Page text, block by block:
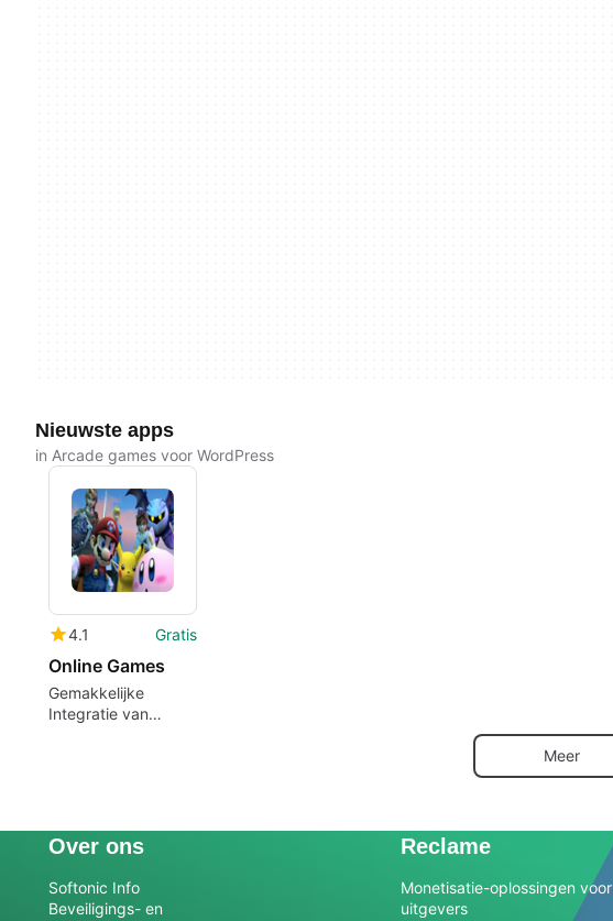
Nieuwste apps
in Arcade games voor WordPress
4.1 Gratis
Online Games
Gemakkelijke
Integratie van
Meer
Over ons
Softonic Info
Beveiligings- en
Reclame
Monetisatie-oplossingen voor
uitgevers